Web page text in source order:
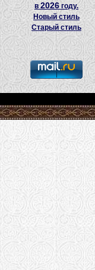
в2026 году.
Новый стиль
Старый стиль